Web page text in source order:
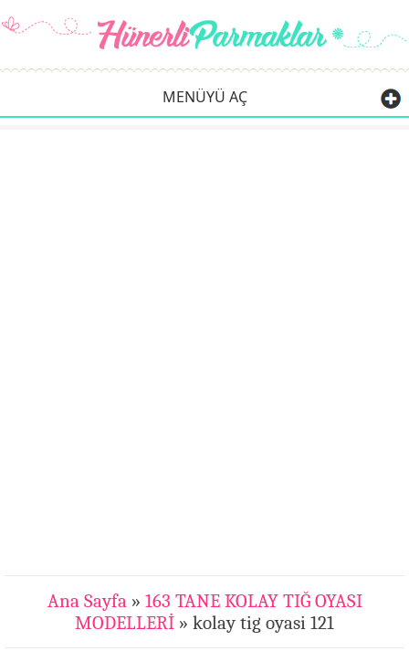
MENÜYÜ AÇ
Ana Sayfa» 163 TANE KOLAY TIĞ OYASI
MODELLERİ » kolay tig oyasi 121